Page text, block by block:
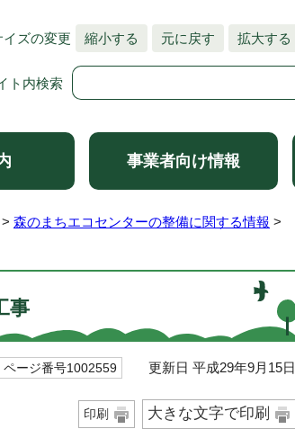
イズの変更 縮小する 元に戻す 拡大する
ト内検索
事業者向け情報
> 森のまちエコセンターの整備に関する情報 >
事
ページ番号1002559 更新日 平成29年9月15日
印刷 大きな文字で印刷